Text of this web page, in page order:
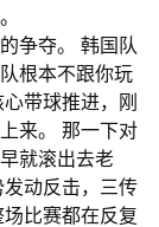
争夺。 韩国队
根本不跟你玩
带球推进，刚
来。 那一下对
就滚出去老
动反击，三传
比赛都在反复